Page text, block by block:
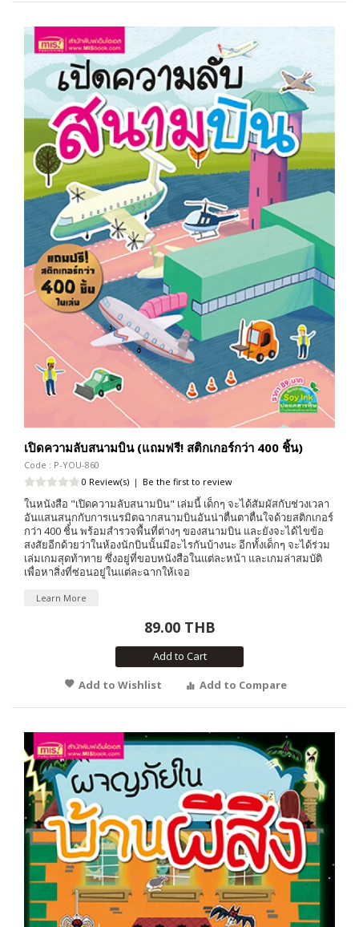
เปิดความลับสนามบิน (แถมฟรี! สติกเกอร์กว่า 400 ชิ้น)
Code : P-YOU-860
0 Review(s) | Be the first to review
ในหนังสือ "เปิดความลับสนามบิน" เล่มนี้ เด็กๆ จะได้สัมผัสกับช่วงเวลา
อันแสนสนุกกับการเนรมิตฉากสนามบินอันน่าตื่นตาตื่นใจด้วยสติกเกอร์
กว่า 400 ชิ้น พร้อมสำรวจพื้นที่ต่างๆ ของสนามบิน และยังจะได้ไขข้อ
สงสัยอีกด้วยว่าในห้องนักบินนั้นมีอะไรกันบ้างนะ อีกทั้งเด็กๆ จะได้ร่วม
เล่มเกมสุดท้าทาย ซึ่งอยู่ที่ขอบหนังสือในแต่ละหน้า และเกมล่าสมบัติ
เพื่อหาสิ่งที่ซ่อนอยู่ในแต่ละฉากให้เจอ
Learn More
89.00 THB
Add to Cart
Add to Wishlist
Add to Compare